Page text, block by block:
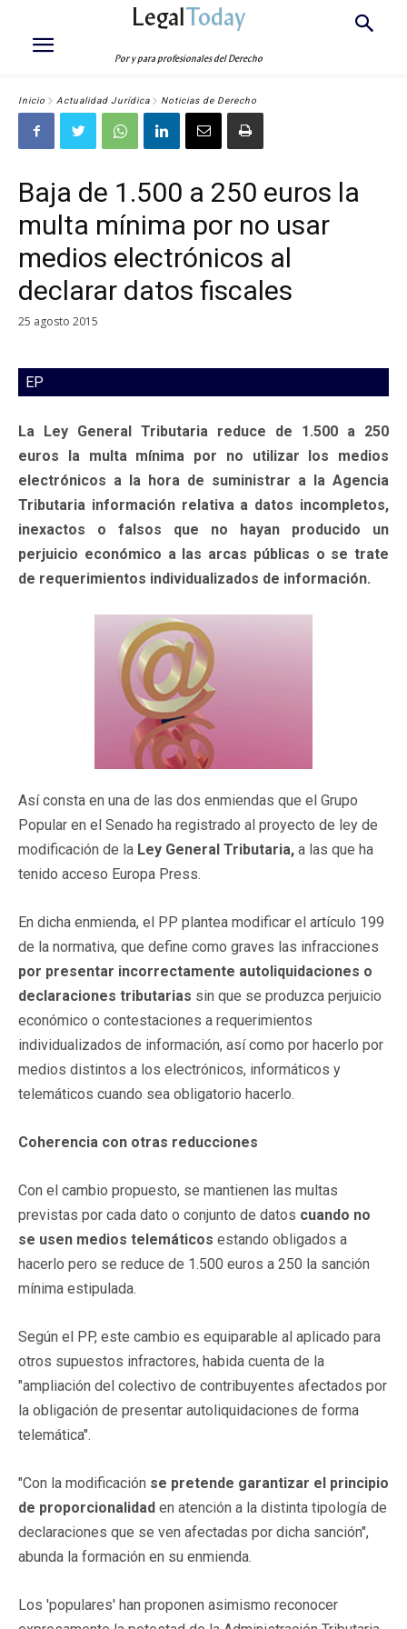
LegalToday
Por y para profesionales del Derecho
Inicio Actualidad Jurídica Noticias de Derecho
Baja de 1.500 a 250 euros la
multa mínima por no usar
medios electrónicos al
declarar datos fiscales
25 agosto 2015
EP
La Ley General Tributaria reduce de 1.500 a 250
euros la multa mínima por no utilizar los medios
electrónicos a la hora de suministrar a la Agencia
Tributaria información relativa a datos incompletos,
inexactos o falsos que no hayan producido un
perjuicio económico a las arcas públicas o se trate
de requerimientos individualizados de información.
Así consta en una de las dos enmiendas que el Grupo
Popular en el Senado ha registrado al proyecto de ley de
modificación de la Ley General Tributaria, a las que ha
tenido acceso Europa Press.
En dicha enmienda, el PP plantea modificar el artículo 199
de la normativa, que define como graves las infracciones
por presentar incorrectamente autoliquidaciones o
declaraciones tributarias sin que se produzca perjuicio
económico o contestaciones a requerimientos
individualizados de información, así como por hacerlo por
medios distintos a los electrónicos, informáticos y
telemáticos cuando sea obligatorio hacerlo.
Coherencia con otras reducciones
Con el cambio propuesto, se mantienen las multas
previstas por cada dato o conjunto de datos cuando no
se usen medios telemáticos estando obligados a
hacerlo pero se reduce de 1.500 euros a 250 la sanción
mínima estipulada.
Según el PP, este cambio es equiparable al aplicado para
otros supuestos infractores, habida cuenta de la
"ampliación del colectivo de contribuyentes afectados por
la obligación de presentar autoliquidaciones de forma
telemática".
"Con la modificación se pretende garantizar el principio
de proporcionalidad en atención a la distinta tipología de
declaraciones que se ven afectadas por dicha sanción",
abunda la formación en su enmienda.
Los 'populares' han proponen asimismo reconocer